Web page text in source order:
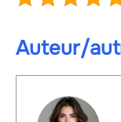
Auteur/